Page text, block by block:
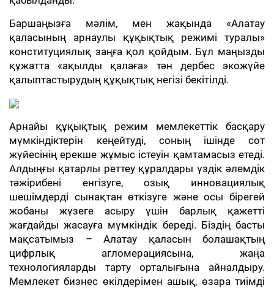
Баршаңызға мәлім, мен жақында «Алатау
қаласының арнаулы құқықтық режимі туралы»
конституциялық заңға қол қойдым. Бұл маңызды
құжатта «ақылды қалаға» тән дербес экожүйе
қалыптастырудың құқықтық негізі бекітілді.
Арнайы құқықтық режим мемлекеттік басқару
мүмкіндіктерін кеңейтуді, соның ішінде сот
жүйесінің ерекше жұмыс істеуін қамтамасыз етеді.
Алдыңғы қатарлы реттеу құралдары үздік әлемдік
тәжірибені енгізуге, озық инновациялық
шешімдерді сынақтан өткізуге және осы бірегей
жобаны жүзеге асыру үшін барлық қажетті
жағдайды жасауға мүмкіндік береді. Біздің басты
мақсатымыз – Алатау қаласын болашақтың
цифрлық агломерациясына, жаңа
технологияларды тарту орталығына айналдыру.
Мемлекет бизнес өкілдерімен ашық, өзара тиімді